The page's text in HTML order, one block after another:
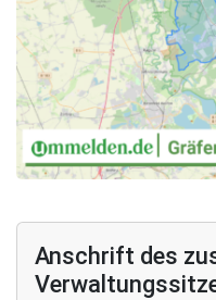
Anschrift des